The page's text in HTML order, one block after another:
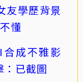
友學歷背景
懂
成不雅影
已截圖